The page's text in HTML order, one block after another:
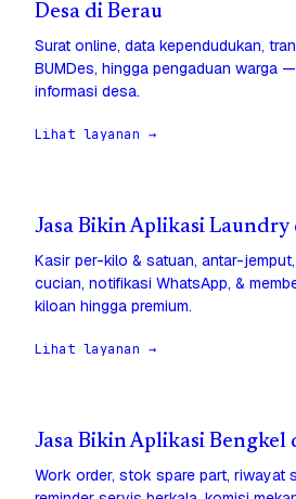
Desa di Berau
Surat online, data kependudukan,
BUMDes, hingga pengaduan warga
informasi desa.
Lihat layanan →
Jasa Bikin Aplikasi Laundry
Kasir per-kilo & satuan, antar-
cucian, notifikasi WhatsApp, &
kiloan hingga premium.
Lihat layanan →
Jasa Bikin Aplikasi Bengkel
Work order, stok spare part, riwayat